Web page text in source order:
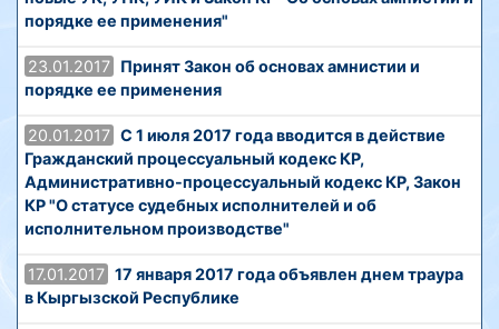
порядке ее применения"
23.01.2017 Принят Закон об основах амнистии и
порядке ее применения
20.01.2017 С 1 июля 2017 года вводится в действие
Гражданский процессуальный кодекс КР,
Административно-процессуальный кодекс КР, Закон
КР "О статусе судебных исполнителей и об
исполнительном производстве"
17.01.2017 17 января 2017 года объявлен днем траура
в Кыргызской Республике